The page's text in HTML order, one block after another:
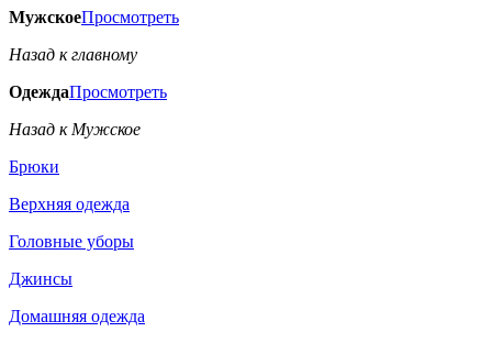
МужскоеПросмотреть
Назад к главному
ОдеждаПросмотреть
Назад к Мужское
Брюки
Верхняя одежда
Головные уборы
Джинсы
Домашняя одежда